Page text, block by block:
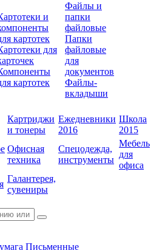
и
картотек
для
картотек
Файлы и
папки
файловые
Папки
файловые
для
документов
Файлы-
вкладыши
Картриджи
и тонеры
Ежедневники
2016
Школа
2015
Офисная
техника
Спецодежда,
инструменты
Мебель
для
офиса
Галантерея,
сувениры
Письменные